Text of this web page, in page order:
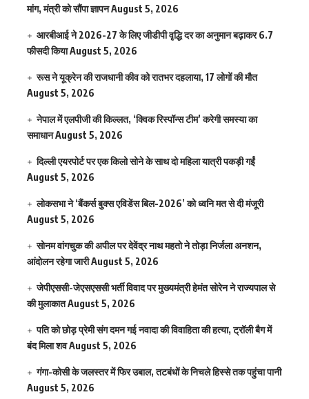
मांग, मंत्री को सौंपा ज्ञापनAugust 5, 2026
आरबीआई ने 2026-27 के लिए जीडीपी वृद्धि दर का अनुमान बढ़ाकर 6.7
फीसदी कियाAugust 5, 2026
रूस ने यूक्रेन की राजधानी कीव को रातभर दहलाया, 17 लोगों की मौत
August 5, 2026
नेपाल में एलपीजी की किल्लत, ‘क्विक रिस्पॉन्स टीम’ करेगी समस्या का
समाधानAugust 5, 2026
दिल्ली एयरपोर्ट पर एक किलो सोने के साथ दो महिला यात्री पकड़ी गईं
August 5, 2026
लोकसभा ने ‘बैंकर्स बुक्स एविडेंस बिल-2026’ को ध्वनि मत से दी मंजूरी
August 5, 2026
सोनम वांगचुक की अपील पर देवेंद्र नाथ महतो ने तोड़ा निर्जला अनशन,
आंदोलन रहेगा जारीAugust 5, 2026
जेपीएससी-जेएसएससी भर्ती विवाद पर मुख्यमंत्री हेमंत सोरेन ने राज्यपाल से
की मुलाकातAugust 5, 2026
पति को छोड़ प्रेमी संग दमन गई नवादा की विवाहिता की हत्या, ट्रॉली बैग में
बंद मिला शवAugust 5, 2026
गंगा-कोसी के जलस्तर में फिर उबाल, तटबंधों के निचले हिस्से तक पहुंचा पानी
August 5, 2026